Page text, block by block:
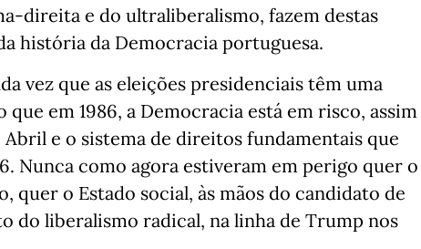
direita e do ultraliberalismo, fazem destas
história da Democracia portuguesa.
vez que as eleições presidenciais têm uma
em 1986, a Democracia está em risco, assim
e o sistema de direitos fundamentais que
Nunca como agora estiveram em perigo quer o
quer o Estado social, às mãos do candidato de
do liberalismo radical, na linha de Trump nos